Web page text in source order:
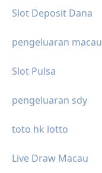
Slot Deposit Dana
pengeluaran macau
Slot Pulsa
pengeluaran sdy
toto hk lotto
Live Draw Macau